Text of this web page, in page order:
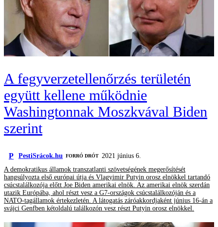
A fegyverzetellenőrzés területén
együtt kellene működnie
Washingtonnak Moszkvával Biden
szerint
P PestiSrácok.hu FORRÓ DRÓT 2021 június 6.
A demokratikus államok transzatlanti szövetségének megerősítését
hangsúlyozta első európai útja és Vlagyimir Putyin orosz elnökkel tartandó
csúcstalálkozója előtt Joe Biden amerikai elnök. Az amerikai elnök szerdán
utazik Európába, ahol részt vesz a G7-országok csúcstalálkozóján és a
NATO-tagállamok értekezletén. A látogatás záróakkordjaként június 16-án a
svájci Genfben kétoldalú találkozón vesz részt Putyin orosz elnökkel.